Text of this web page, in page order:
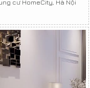
cư HomeCity, Hà Nội